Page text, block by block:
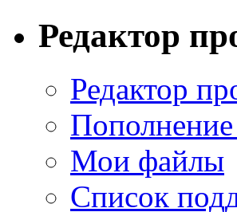
Редактор
Редактор
Мои файлы
Список